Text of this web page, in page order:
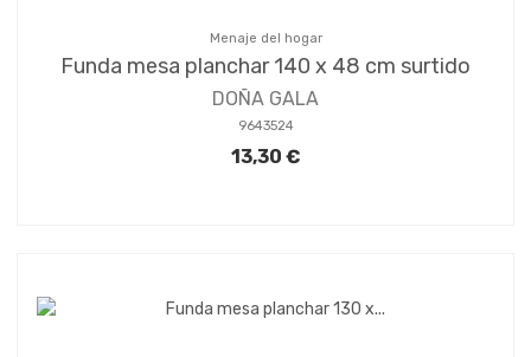
Menaje del hogar
Funda mesa planchar 140 x 48 cm surtido
DOÑA GALA
9643524
13,30 €